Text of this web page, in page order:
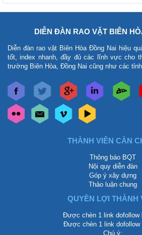
DIỄN ĐÀN RAO VẶT BIÊN
Diễn đàn rao vặt Biên Hòa Đồng Nai hiệu
tốt, index nhanh, đầy đủ các lĩnh vực cho
trường Biên Hòa, Đồng Nai cũng như các tỉnh
THÀNH VIÊN CẦN
Thông báo BQT
Nội quy diễn đàn
Góp ý xây dựng
Thảo luận chung
QUYỀN LỢI THÀNH
Được chèn 1 link dofollow
Được chèn 1 link
Chú ý: